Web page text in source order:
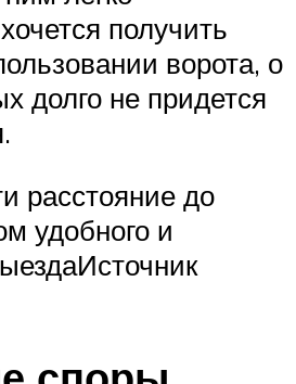
получить
ворота, о
долго не придется
расстояние до
удобного и